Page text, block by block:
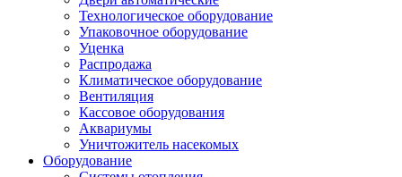
Технологическое оборудование
Упаковочное оборудование
Уценка
Распродажа
Климатическое оборудование
Вентиляция
Кассовое оборудования
Аквариумы
Уничтожитель насекомых
Оборудование